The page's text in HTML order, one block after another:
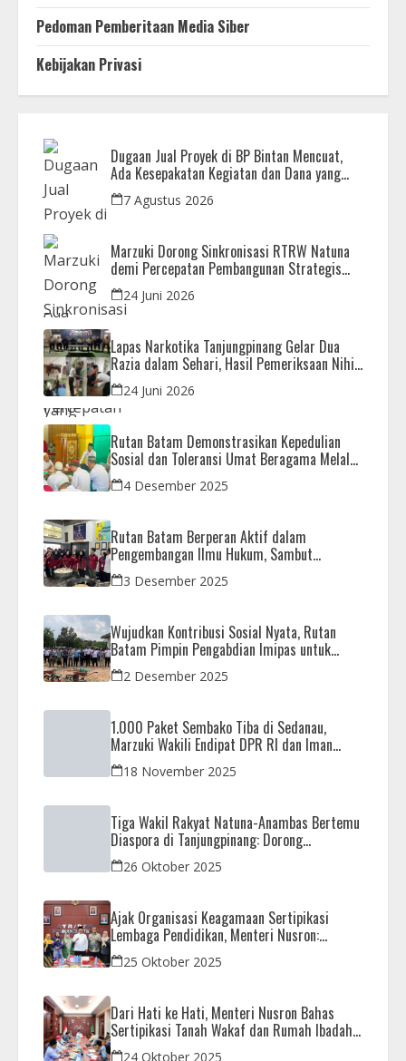
Pedoman Pemberitaan Media Siber
Kebijakan Privasi
Dugaan Jual Proyek di BP Bintan Mencuat,
Ada Kesepakatan Kegiatan dan Dana yang
Dikembalikan
7 Agustus 2026
Marzuki Dorong Sinkronisasi RTRW Natuna
demi Percepatan Pembangunan Strategis
Daerah24 Juni 2026
Lapas Narkotika Tanjungpinang Gelar Dua
Razia dalam Sehari, Hasil Pemeriksaan Nihil
Barang Terlarang
24 Juni 2026
Rutan Batam Demonstrasikan Kepedulian
Sosial dan Toleransi Umat Beragama Melalui
Doa Bersama Korban Bencana
4 Desember 2025
Rutan Batam Berperan Aktif dalam
Pengembangan Ilmu Hukum, Sambut
Kunjungan Observasi Mahasiswa UIB
3 Desember 2025
Wujudkan Kontribusi Sosial Nyata, Rutan
Batam Pimpin Pengabdian Imipas untuk
Negeri di Masjid Syahrom Ba’dawi
2 Desember 2025
1.000 Paket Sembako Tiba di Sedanau,
Marzuki Wakili Endipat DPR RI dan Iman
Sutiawan Kawal Reses di Natuna
18 November 2025
Tiga Wakil Rakyat Natuna-Anambas Bertemu
Diaspora di Tanjungpinang: Dorong
Pemekaran Provinsi dan Jamin Pemerataan
Pembangunan
26 Oktober 2025
Ajak Organisasi Keagamaan Sertipikasi
Lembaga Pendidikan, Menteri Nusron:
Sebagai Early Warning System
25 Oktober 2025
Dari Hati ke Hati, Menteri Nusron Bahas
Sertipikasi Tanah Wakaf dan Rumah Ibadah
di Kaltim
24 Oktober 2025